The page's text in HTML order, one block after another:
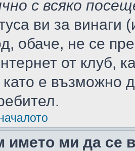
с всяко
ви за винаги
обаче, не се
от клуб,
е възможно
името ми да се